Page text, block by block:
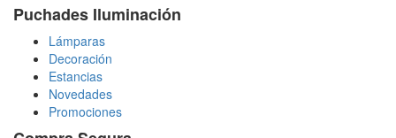
Puchades Iluminación
Lámparas
Decoración
Estancias
Novedades
Promociones